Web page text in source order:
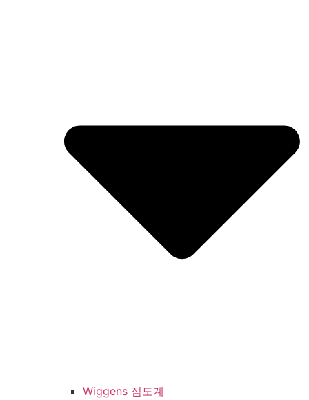
Wiggens 점도계